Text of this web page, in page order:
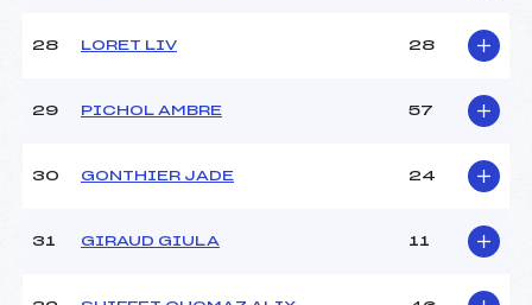
28 LORET LIV 28
29 PICHOL AMBRE 57
30 GONTHIER JADE 24
31 GIRAUD GIULA 11